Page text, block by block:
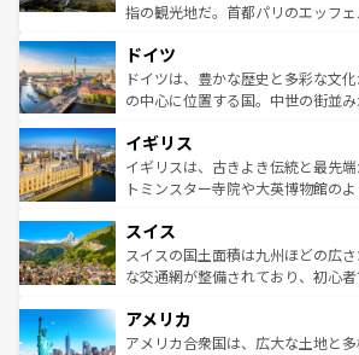
アートに溢れた街角から、地方で
せる。地方によって風土や気候が異
性で訪れる人を
ンテンツ一覧を参照してほしい。
指の観光地だ。首都パリのエッフ
で、幅広い魅力が詰まっている。華
聖堂、美しいビーチ、そして豊か
から魅了する。また、フランスは
いる。シャンパンの発祥地であるラ
香り高いラベンダー畑など、多彩
らに、パリ以外の地域にも魅力が
れる地方に足を運ぶとそれぞれで全
きるだろう。 なお、新着のフラ
を参照してほしい。
ドイツ
ドイツは、豊かな歴史と多彩な文
の中心に位置する国。中世の街並
顔を持つこの国は、どこを歩いても
ルリンの文化的活気、バイエルン
してライン川沿いのワイン畑とい
は、お酒好きな人にはぜひ体験してほしい。 な
ドイツ情報はコンテンツ一覧を参
イギリス
イギリスは、古きよき伝統と最先
トミンスター寺院や大英博物館の
リアごとに異なる魅力がある。また
ティー、ビール好きにはたまらな
戦など、本場だからこそできる体
ンツ一覧を参照してほしい。
スイス
スイスの国土面積は九州ほどの広
な交通網が整備されており、初心
の建物がそのまま残る町や、スイス
博物館もあり、アルプス観光だけで
アメリカ
アメリカ合衆国は、広大な土地と多